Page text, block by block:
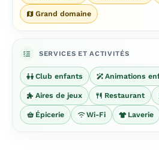
Grand domaine
SERVICES ET ACTIVITÉS
Club enfants Animations
Aires de jeux Restaurant
Épicerie Wi-Fi Laverie